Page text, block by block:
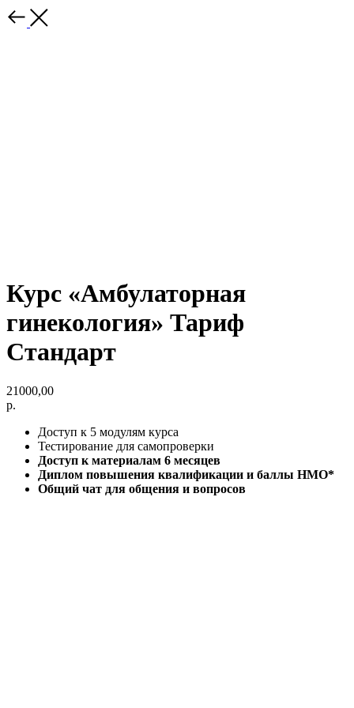
Курс «Амбулаторная
гинекология» Тариф
Стандарт
21000,00
р.
Доступ к 5 модулям курса
Тестирование для самопроверки
Доступ к материалам 6 месяцев
Диплом повышения квалификации и баллы НМО*
Общий чат для общения и вопросов